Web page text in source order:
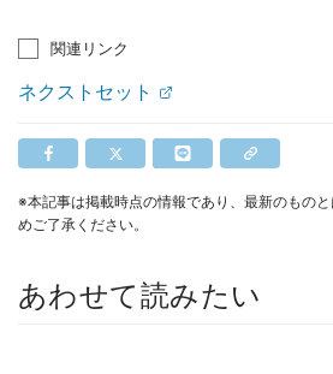
関連リンク
ネクストセット
※本記事は掲載時点の情報であり、最新のもの
めご了承ください。
あわせて読みたい